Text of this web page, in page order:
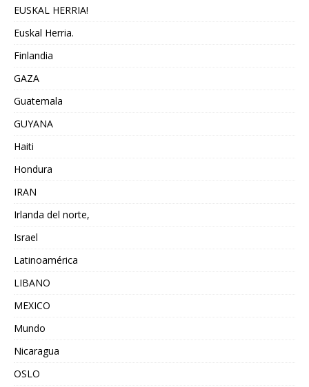
EUSKAL HERRIA!
Euskal Herria.
Finlandia
GAZA
Guatemala
GUYANA
Haiti
Hondura
IRAN
Irlanda del norte,
Israel
Latinoamérica
LIBANO
MEXICO
Mundo
Nicaragua
OSLO